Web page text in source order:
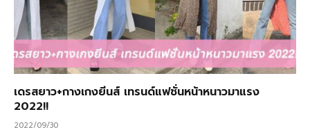
เดรสยาว+กางเกงยีนส์ เทรนด์แฟชั่นหน้าหนาวมาแรง
2022!!
2022/09/30